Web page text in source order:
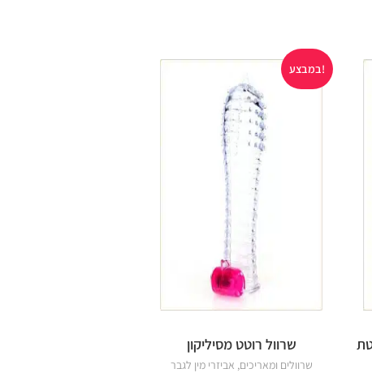
במבצע!
שרוול רוטט מסיליקון
שרוולים ומאריכים, אביזרי מין לגבר